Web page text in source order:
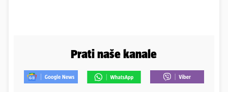
Prati naše kanale